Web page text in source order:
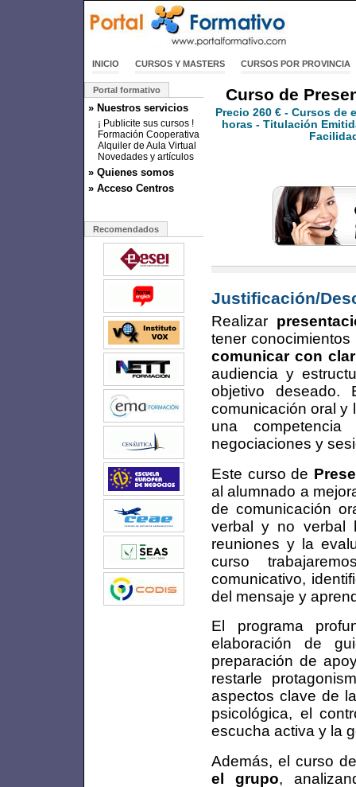
INICIO CURSOS Y MASTERS CURSOS POR PROVINCIA
Portal formativo
» Nuestros servicios
¡ Publicite sus cursos !
Formación Cooperativa
Alquiler de Aula Virtual
Novedades y artículos
» Quienes somos
» Acceso Centros
Recomendados
Curso de
Precio 260 € - Cursos de
horas - Titulación
Justificación/
Realizar
tener
comunicar con
audiencia y
objetivo deseado.
comunicación oral y
una competencia
negociaciones y
Este curso de
al alumnado a
de comunicación
verbal y no verbal
reuniones y la
curso
comunicativo,
del mensaje y
El programa
elaboración de
preparación de
restarle
aspectos clave de
psicológica, el
escucha activa y la
Además, el curso
el grupo,